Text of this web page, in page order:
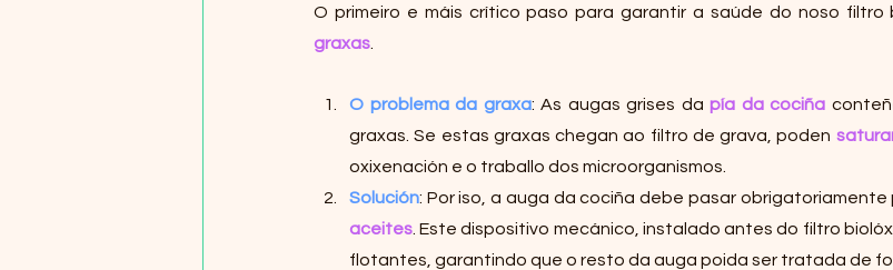
O primeiro e máis crítico paso para garantir a saúde do noso
graxas
O problema da graxa: As augas grises da pía da cociña
graxas. Se estas graxas chegan ao filtro de grava, poden
oxixenación e o traballo dos microorganismos.
Solución: Por iso, a auga da cociña debe pasar obrigatoriamente
aceites . Este dispositivo mecánico, instalado antes do filtro
flotantes, garantindo que o resto da auga poida ser tratada de